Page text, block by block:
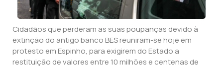
Cidadãos que perderam as suas poupanças devido à
extinção do antigo banco BES reuniram-se hoje em
protesto em Espinho, para exigirem do Estado a
restituição de valores entre 10 milhões e centenas de